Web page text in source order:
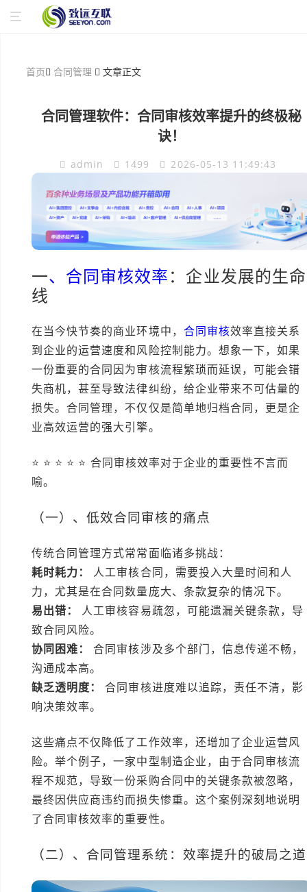
首页 合同管理 文章正文
合同管理软件：合同审核效率提升的终极秘
诀！
admin 1499 2026-05-13 11:49:43
一、合同审核效率：企业发展的生命
线
在当今快节奏的商业环境中， 合同审核效率直接关系
到企业的运营速度和风险控制能力。想象一下，如果
一份重要的合同因为审核流程繁琐而延误，可能会错
失商机，甚至导致法律纠纷，给企业带来不可估量的
损失。合同管理，不仅仅是简单地归档合同，更是企
业高效运营的强大引擎。
⭐ ⭐ ⭐ ⭐ ⭐ 合同审核效率对于企业的重要性不言而
喻。
（一）、低效合同审核的痛点
传统合同管理方式常常面临诸多挑战：
耗时耗力：
人工审核合同，需要投入大量时间和人
力，尤其是在合同数量庞大、条款复杂的情况下。
易出错：
人工审核容易疏忽，可能遗漏关键条款，导
致合同风险。
协同困难：
合同审核涉及多个部门，信息传递不畅，
沟通成本高。
缺乏透明度：
合同审核进度难以追踪，责任不清，影
响决策效率。
这些痛点不仅降低了工作效率，还增加了企业运营风
险。举个例子，一家中型制造企业，由于合同审核流
程不规范，导致一份采购合同中的关键条款被忽略，
最终因供应商违约而损失惨重。这个案例深刻地说明
了合同审核效率的重要性。
（二）、合同管理系统：效率提升的破局之道